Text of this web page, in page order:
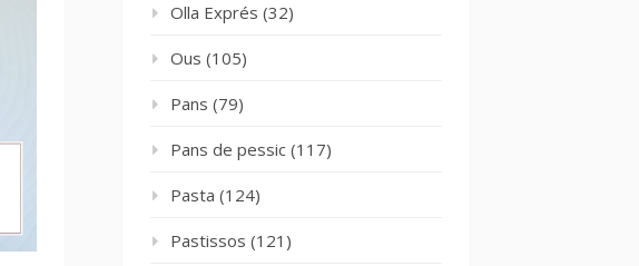
Olla Exprés (32)
Ous (105)
Pans (79)
Pans de pessic (117)
Pasta (124)
Pastissos (121)